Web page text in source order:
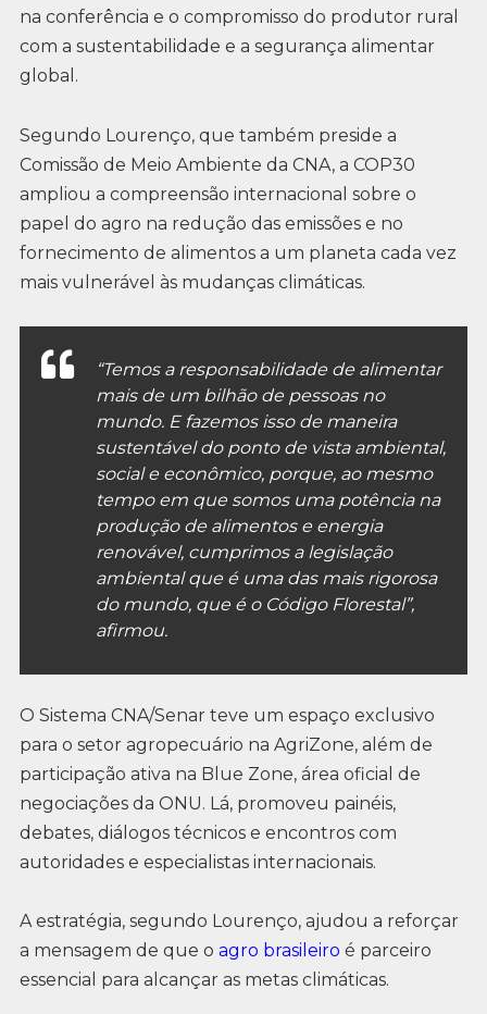
na conferência e o compromisso do produtor rural
com a sustentabilidade e a segurança alimentar
global.
Segundo Lourenço, que também preside a
Comissão de Meio Ambiente da CNA, a COP30
ampliou a compreensão internacional sobre o
papel do agro na redução das emissões e no
fornecimento de alimentos a um planeta cada vez
mais vulnerável às mudanças climáticas.
“Temos a responsabilidade de alimentar
mais de um bilhão de pessoas no
mundo. E fazemos isso de maneira
sustentável do ponto de vista ambiental,
social e econômico, porque, ao mesmo
tempo em que somos uma potência na
produção de alimentos e energia
renovável, cumprimos a legislação
ambiental que é uma das mais rigorosa
do mundo, que é o Código Florestal”,
afirmou.
O Sistema CNA/Senar teve um espaço exclusivo
para o setor agropecuário na AgriZone, além de
participação ativa na Blue Zone, área oficial de
negociações da ONU. Lá, promoveu painéis,
debates, diálogos técnicos e encontros com
autoridades e especialistas internacionais.
A estratégia, segundo Lourenço, ajudou a reforçar
a mensagem de que o agro brasileiro é parceiro
essencial para alcançar as metas climáticas.